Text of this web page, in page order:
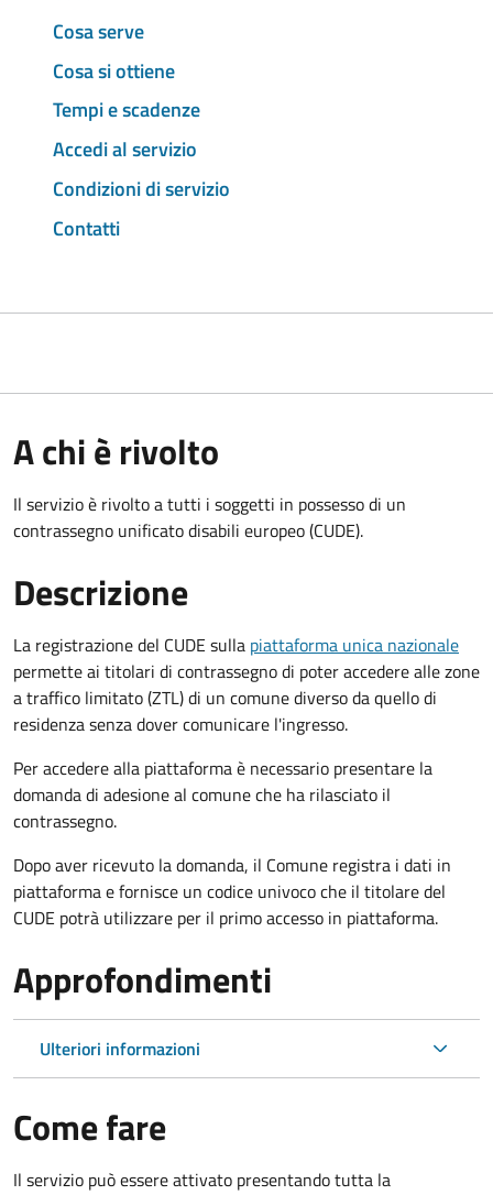
Cosa serve
Cosa si ottiene
Tempi e scadenze
Accedi al servizio
Condizioni di servizio
Contatti
A chi è rivolto
Il servizio è rivolto a tutti i soggetti in possesso di un
contrassegno unificato disabili europeo (CUDE).
Descrizione
La registrazione del CUDE sulla piattaforma unica nazionale
permette ai titolari di contrassegno di poter accedere alle zone
a traffico limitato (ZTL) di un comune diverso da quello di
residenza senza dover comunicare l'ingresso.
Per accedere alla piattaforma è necessario presentare la
domanda di adesione al comune che ha rilasciato il
contrassegno.
Dopo aver ricevuto la domanda, il Comune registra i dati in
piattaforma e fornisce un codice univoco che il titolare del
CUDE potrà utilizzare per il primo accesso in piattaforma.
Approfondimenti
Ulteriori informazioni
Come fare
Il servizio può essere attivato presentando tutta la